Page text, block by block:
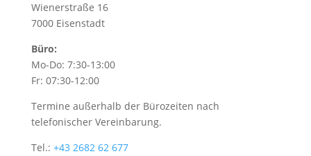
Wienerstraße 16
7000 Eisenstadt
Büro:
Mo-Do: 7:30-13:00
Fr: 07:30-12:00
Termine außerhalb der Bürozeiten nach
telefonischer Vereinbarung.
Tel.: +43 2682 62 677